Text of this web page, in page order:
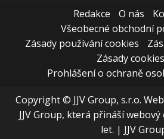
Redakce
O nás
Všeobecné obchodní
Zásady používání cookies
Zásady cookies
Prohlášení o ochraně
Copyright © JJV Group, s.r.o.
JJV Group, která přináší
let. | JJV